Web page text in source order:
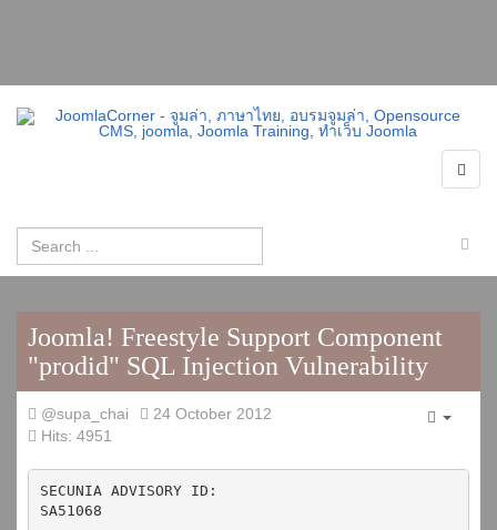
Joomla! Freestyle Support Component
"prodid" SQL Injection Vulnerability
@supa_chai
24 October 2012
Hits: 4951
SECUNIA ADVISORY ID:
SA51068